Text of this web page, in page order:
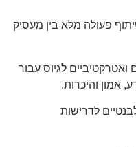
פעולה מלא בין מעסיק
לגיוס עבור
אמון והיכרות.
רלבנטיים לדרישות